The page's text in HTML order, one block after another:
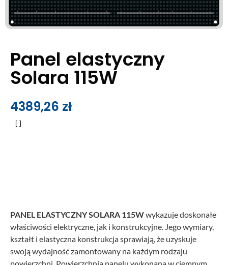
Panel elastyczny
Solara 115W
4389,26 zł
PANEL ELASTYCZNY SOLARA 115Wwykazuje doskonałe
właściwości elektryczne, jak i konstrukcyjne. Jego wymiary,
kształt i elastyczna konstrukcja sprawiają, że uzyskuje
swoją wydajność zamontowany na każdym rodzaju